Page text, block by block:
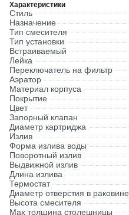
Характеристики
Стиль
Назначение
Тип смесителя
Тип установки
Встраиваемый
Лейка
Переключатель на фильтр
Аэратор
Материал корпуса
Покрытие
Цвет
Запорный клапан
Диаметр картриджа
Излив
Форма излива воды
Поворотный излив
Выдвижной излив
Длина излива
Термостат
Диаметр отверстия в раковине
Высота смесителя
Мах толщина столешницы